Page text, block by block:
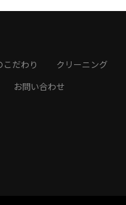
こだわり クリーニング
お問い合わせ